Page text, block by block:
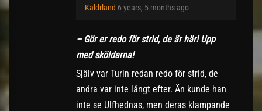
Kaldrland 6 years, 5 months ago
– Gör er redo för strid, de är här! Upp
med sköldarna!
Själv var Turin redan redo för strid, de
andra var inte långt efter. Än kunde han
inte se Ulfhednas, men deras klampande